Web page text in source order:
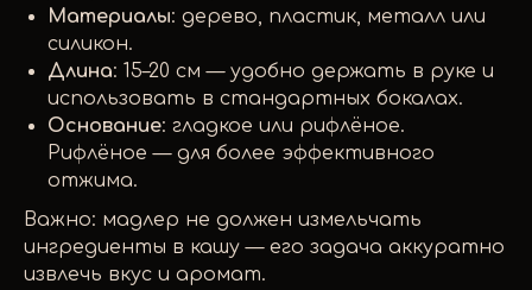
Материалы: дерево, пластик, металл или
силикон.
Длина: 15–20 см — удобно держать в руке и
использовать в стандартных бокалах.
Основание: гладкое или рифлёное.
Рифлёное — для более эффективного
отжима.
Важно: мадлер не должен измельчать
ингредиенты в кашу — его задача аккуратно
извлечь вкус и аромат.